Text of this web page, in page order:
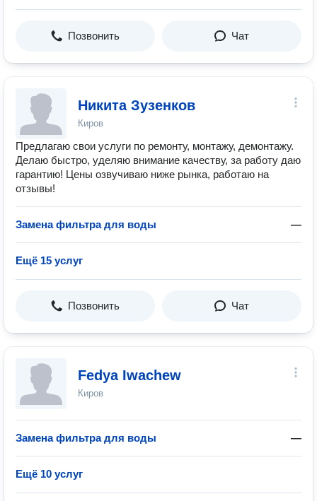
Позвонить Чат
Никита Зузенков
Киров
Предлагаю свои услуги по ремонту, монтажу, демонтажу.
Делаю быстро, уделяю внимание качеству, за работу даю
гарантию! Цены озвучиваю ниже рынка, работаю на
отзывы!
Замена фильтра для воды —
Ещё 15 услуг
Позвонить Чат
Fedya Iwachew
Киров
Замена фильтра для воды —
Ещё 10 услуг